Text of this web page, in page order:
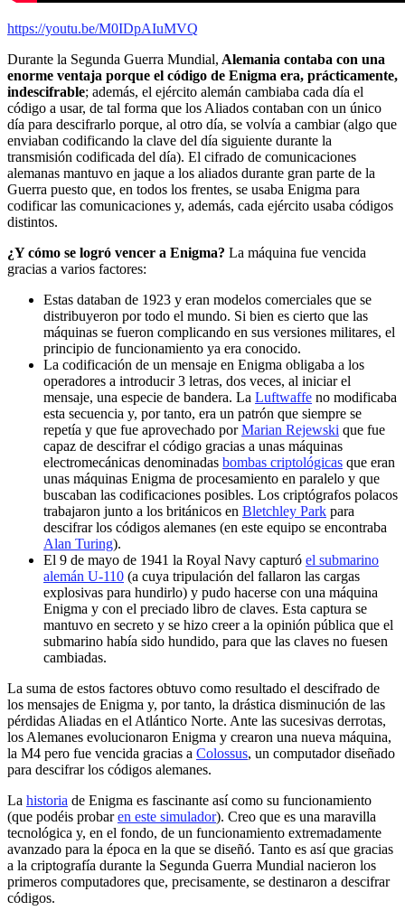
https://youtu.be/M0IDpAIuMVQ
Durante la Segunda Guerra Mundial, Alemania contaba con una
enorme ventaja porque el código de Enigma era, prácticamente,
indescifrable; además, el ejército alemán cambiaba cada día el
código a usar, de tal forma que los Aliados contaban con un único
día para descifrarlo porque, al otro día, se volvía a cambiar (algo que
enviaban codificando la clave del día siguiente durante la
transmisión codificada del día). El cifrado de comunicaciones
alemanas mantuvo en jaque a los aliados durante gran parte de la
Guerra puesto que, en todos los frentes, se usaba Enigma para
codificar las comunicaciones y, además, cada ejército usaba códigos
distintos.
¿Y cómo se logró vencer a Enigma? La máquina fue vencida
gracias a varios factores:
Estas databan de 1923 y eran modelos comerciales que se
distribuyeron por todo el mundo. Si bien es cierto que las
máquinas se fueron complicando en sus versiones militares, el
principio de funcionamiento ya era conocido.
La codificación de un mensaje en Enigma obligaba a los
operadores a introducir 3 letras, dos veces, al iniciar el
mensaje, una especie de bandera. La Luftwaffe no modificaba
esta secuencia y, por tanto, era un patrón que siempre se
repetía y que fue aprovechado porMarian Rejewski que fue
capaz de descifrar el código gracias a unas máquinas
electromecánicas denominadas bombas criptológicas que eran
unas máquinas Enigma de procesamiento en paralelo y que
buscaban las codificaciones posibles. Los criptógrafos polacos
trabajaron junto a los británicos en Bletchley Park para
descifrar los códigos alemanes (en este equipo se encontraba
Alan Turing).
El 9 de mayo de 1941 la Royal Navy capturó el submarino
alemán U-110 (a cuya tripulación del fallaron las cargas
explosivas para hundirlo) y pudo hacerse con una máquina
Enigma y con el preciado libro de claves. Esta captura se
mantuvo en secreto y se hizo creer a la opinión pública que el
submarino había sido hundido, para que las claves no fuesen
cambiadas.
La suma de estos factores obtuvo como resultado el descifrado de
los mensajes de Enigma y, por tanto, la drástica disminución de las
pérdidas Aliadas en el Atlántico Norte. Ante las sucesivas derrotas,
los Alemanes evolucionaron Enigma y crearon una nueva máquina,
la M4 pero fue vencida gracias a Colossus, un computador diseñado
para descifrar los códigos alemanes.
La historia de Enigma es fascinante así como su funcionamiento
(que podéis probaren este simulador). Creo que es una maravilla
tecnológica y, en el fondo, de un funcionamiento extremadamente
avanzado para la época en la que se diseñó. Tanto es así que gracias
a la criptografía durante la Segunda Guerra Mundial nacieron los
primeros computadores que, precisamente, se destinaron a descifrar
códigos.